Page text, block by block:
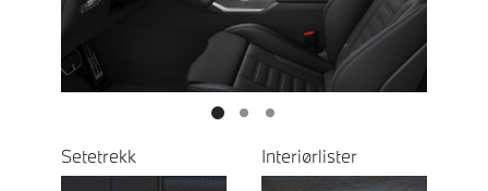
Next
Setetrekk Interiørlister